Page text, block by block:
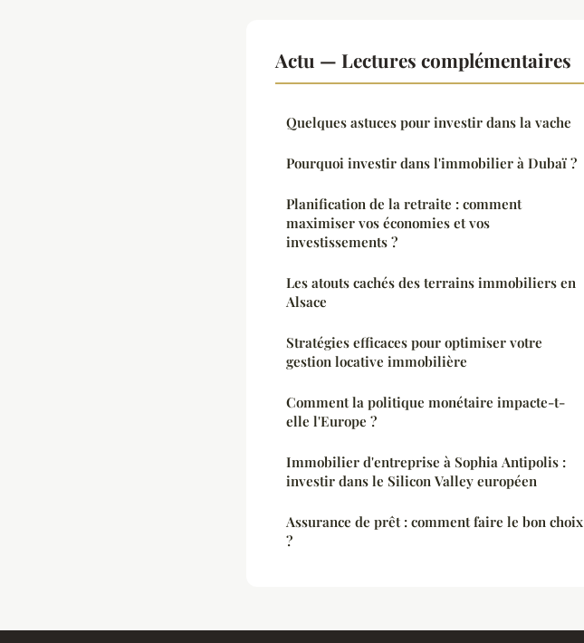
Actu — Lectures complémentaires
Quelques astuces pour investir dans la vache
Pourquoi investir dans l'immobilier à Dubaï ?
Planification de la retraite : comment
maximiser vos économies et vos
investissements ?
Les atouts cachés des terrains immobiliers en
Alsace
Stratégies efficaces pour optimiser votre
gestion locative immobilière
Comment la politique monétaire impacte-t-
elle l'Europe ?
Immobilier d'entreprise à Sophia Antipolis :
investir dans le Silicon Valley européen
Assurance de prêt : comment faire le bon choix
?